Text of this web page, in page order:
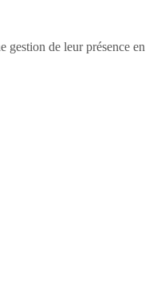
gestion de leur présence en